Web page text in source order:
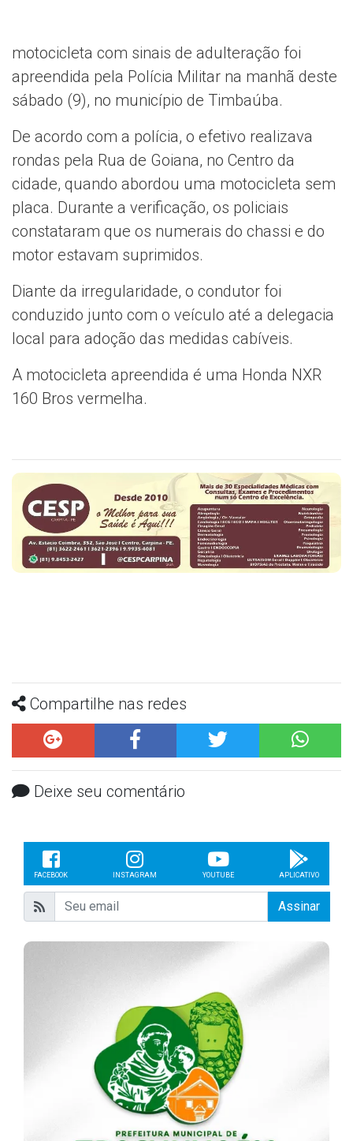
motocicleta com sinais de adulteração foi
apreendida pela Polícia Militar na manhã deste
sábado (9), no município de Timbaúba.
De acordo com a polícia, o efetivo realizava
rondas pela Rua de Goiana, no Centro da
cidade, quando abordou uma motocicleta sem
placa. Durante a verificação, os policiais
constataram que os numerais do chassi e do
motor estavam suprimidos.
Diante da irregularidade, o condutor foi
conduzido junto com o veículo até a delegacia
local para adoção das medidas cabíveis.
A motocicleta apreendida é uma Honda NXR
160 Bros vermelha.
Compartilhe nas redes
Deixe seu comentário
FACEBOOK INSTAGRAM YOUTUBE APLICATIVO
Assinar